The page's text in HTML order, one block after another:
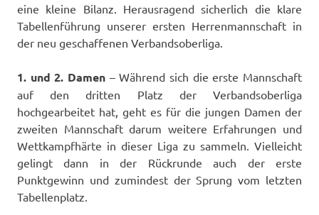
eine kleine Bilanz. Herausragend sicherlich die klare
Tabellenführung unserer ersten Herrenmannschaft in
der neu geschaffenen Verbandsoberliga.
1. und 2. Damen – Während sich die erste Mannschaft
auf den dritten Platz der Verbandsoberliga
hochgearbeitet hat, geht es für die jungen Damen der
zweiten Mannschaft darum weitere Erfahrungen und
Wettkampfhärte in dieser Liga zu sammeln. Vielleicht
gelingt dann in der Rückrunde auch der erste
Punktgewinn und zumindest der Sprung vom letzten
Tabellenplatz.